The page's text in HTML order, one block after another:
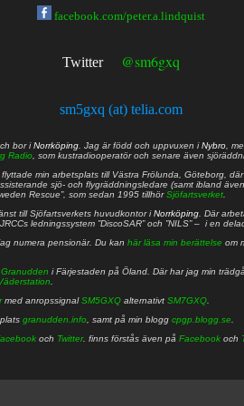
facebook.com/peter.a.lindquist
Twitter @sm6gxq
sm5gxq (at) telia.com
bor iNorrköping . Jag är född och uppvuxen iNybro ,
Radio , som kustradiooperatör och senare även
min arbetsplats till Västra Frölunda, Göteborg,
sjö- och flygräddningsledare (samt ibland även
Rescue”, som sedan 1995 tillhörSjöfartsverket
till Sjöfartsverkets huvudkontor iNorrköping . Där
ledningssystem ”DiscoSAR” och ”NILS” – i en
numera pensionär. Du kan här läsa min berättelse om
Granudden i Färjestaden på Öland. Där har jag min
med anropssignalSM5GXQ alternativt SM7GXQ
granudden.info , samt på min blogg cpgp.blogg.se
och Twitter. finns förstås även på Facebook och